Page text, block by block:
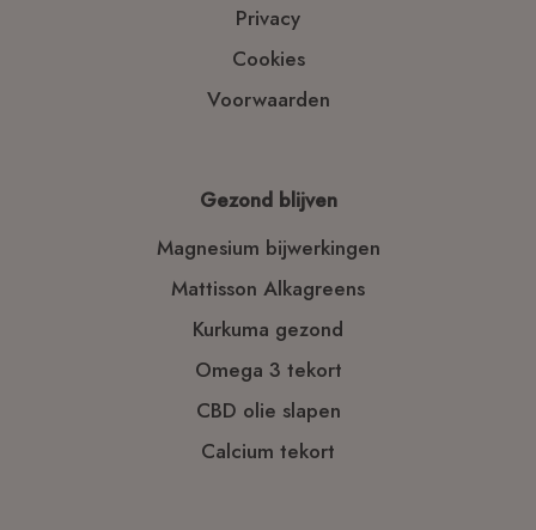
Privacy
Cookies
Voorwaarden
Gezond blijven
Magnesium bijwerkingen
Mattisson Alkagreens
Kurkuma gezond
Omega 3 tekort
CBD olie slapen
Calcium tekort